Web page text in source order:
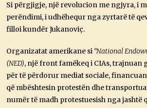
Si përgjigje, një revolucion me ngjyra, i
perëndimi, i udhëhequr nga zyrtarë të
filloi kundër Jukanoviç.
Organizatat amerikane si “National
(NED), një front famëkeq i CIAs, trajnuan
për të përdorur mediat sociale,
që mbështesin protestën dhe
numër të madh protestuesish nga jashtë